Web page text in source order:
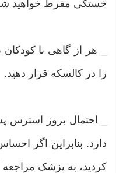
خستگی مفرط خواهید
_ هر از گاهی با
را در کالسکه قرار دهید.
_ احتمال بروز استرس
دارد. بنابراین اگر
کردید، به پزشک مراجعه